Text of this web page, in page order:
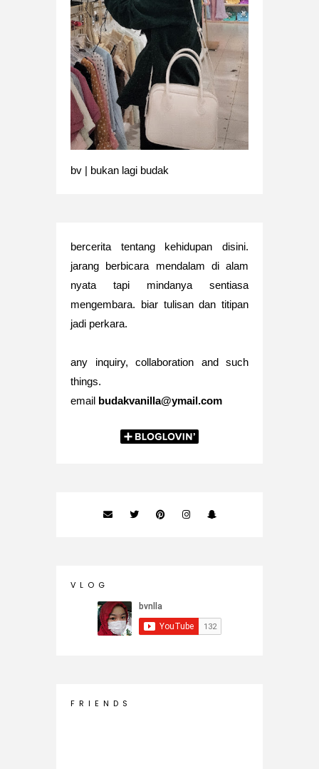
bv | bukan lagi budak
bercerita tentang kehidupan disini.
jarang berbicara mendalam di alam
nyata tapi mindanya sentiasa
mengembara. biar tulisan dan titipan
jadi perkara.
any inquiry, collaboration and such
things.
email budakvanilla@ymail.com
V L O G
F R I E N D S